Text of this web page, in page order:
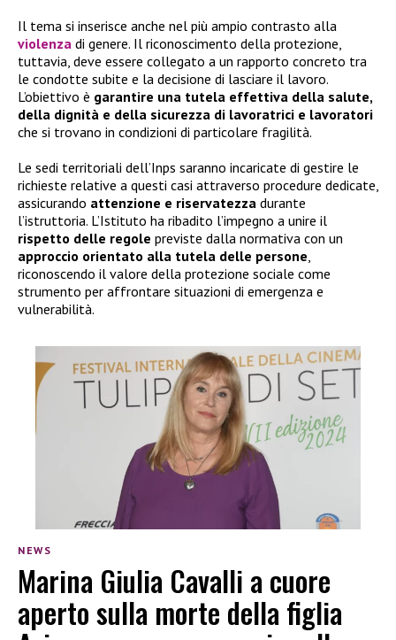
Il tema si inserisce anche nel più ampio contrasto alla
violenza di genere. Il riconoscimento della protezione,
tuttavia, deve essere collegato a un rapporto concreto tra
le condotte subite e la decisione di lasciare il lavoro.
L’obiettivo è garantire una tutela effettiva della salute,
della dignità e della sicurezza di lavoratrici e lavoratori
che si trovano in condizioni di particolare fragilità.
Le sedi territoriali dell’Inps saranno incaricate di gestire le
richieste relative a questi casi attraverso procedure dedicate,
assicurando attenzione e riservatezza durante
l’istruttoria. L’Istituto ha ribadito l’impegno a unire il
rispetto delle regole previste dalla normativa con un
approccio orientato alla tutela delle persone
riconoscendo il valore della protezione sociale come
strumento per affrontare situazioni di emergenza e
vulnerabilità.
NEWS
Marina Giulia Cavalli a cuore
aperto sulla morte della figlia